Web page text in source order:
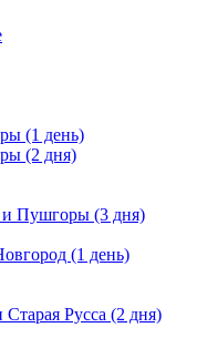
(1 день)
(2 дня)
и Пушгоры (3 дня)
(1 день)
Русса (2 дня)